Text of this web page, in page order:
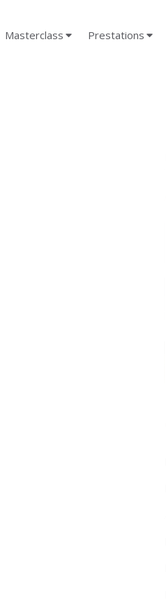
Masterclass Prestations